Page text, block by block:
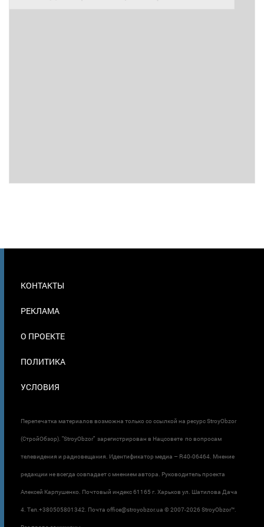
В
КОНТАКТЫ
РЕКЛАМА
О ПРОЕКТЕ
ПОЛИТИКА
УСЛОВИЯ
Перепечатка материалов возможна только со ссылкой на ресурс StroyObzor
(СтройОбзор). "StroyObzor" зарегистрирован в Нацсовете по вопросам
телевидения и радиовещания. Идентификатор медиа – R40-06464. Мнение
редакции не всегда совпадает с мнением автора. Руководитель проекта
Алексей Карпушенко. Почтовый индекс 61165 г. Харьков ул. Шатилова Дача
4. Тел.+380505801342. Почта office@stroyobzor.ua © 2007-2026 StroyObzor™.